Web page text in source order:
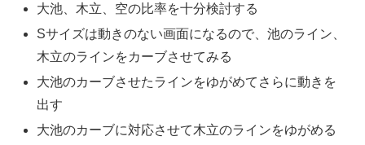
大池、木立、空の比率を十分検討する
Sサイズは動きのない画面になるので、池のライン、
木立のラインをカーブさせてみる
大池のカーブさせたラインをゆがめてさらに動きを
出す
大池のカーブに対応させて木立のラインをゆがめる